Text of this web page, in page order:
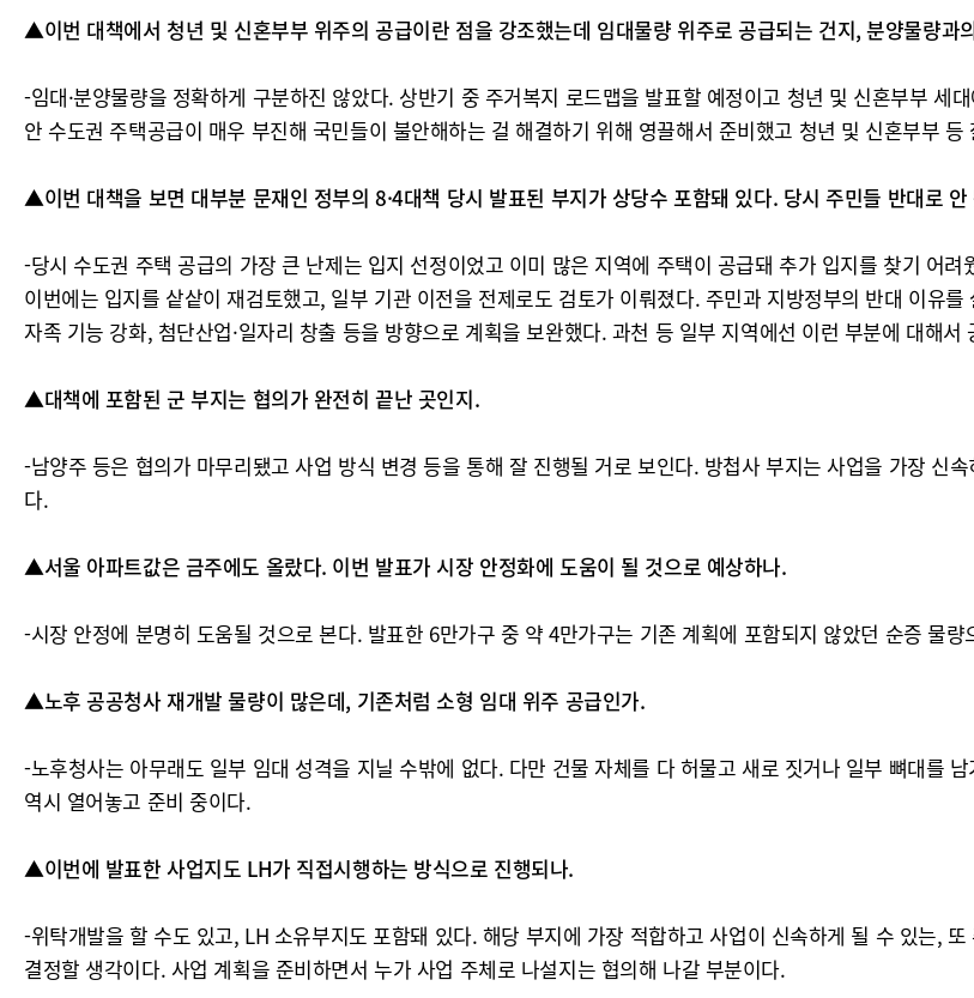
▲이번 대책에서 청년 및 신혼부부 위주의 공급이란 점을 강조했는데 임대물량 위주로 공급되는 건지, 분양물량과
-임대·분양물량을 정확하게 구분하진 않았다. 상반기 중 주거복지 로드맵을 발표할 예정이고 청년 및 신혼부부
안 수도권 주택공급이 매우 부진해 국민들이 불안해하는 걸 해결하기 위해 영끌해서 준비했고 청년 및 신혼부부
▲이번 대책을 보면 대부분 문재인 정부의 8·4대책 당시 발표된 부지가 상당수 포함돼 있다. 당시 주민들 반대로
-당시 수도권 주택 공급의 가장 큰 난제는 입지 선정이었고 이미 많은 지역에 주택이 공급돼 추가 입지를 찾기 어
이번에는 입지를 샅샅이 재검토했고, 일부 기관 이전을 전제로도 검토가 이뤄졌다. 주민과 지방정부의 반대 이유
자족 기능 강화, 첨단산업·일자리 창출 등을 방향으로 계획을 보완했다. 과천 등 일부 지역에선 이런 부분에 대해서
▲대책에 포함된 군 부지는 협의가 완전히 끝난 곳인지.
-남양주 등은 협의가 마무리됐고 사업 방식 변경 등을 통해 잘 진행될 거로 보인다. 방첩사 부지는 사업을 가장 신
다.
▲서울 아파트값은 금주에도 올랐다. 이번 발표가 시장 안정화에 도움이 될 것으로 예상하나.
-시장 안정에 분명히 도움될 것으로 본다. 발표한 6만가구 중 약 4만가구는 기존 계획에 포함되지 않았던 순증 물
▲노후 공공청사 재개발 물량이 많은데, 기존처럼 소형 임대 위주 공급인가.
-노후청사는 아무래도 일부 임대 성격을 지닐 수밖에 없다. 다만 건물 자체를 다 허물고 새로 짓거나 일부 뼈대를
역시 열어놓고 준비 중이다.
▲이번에 발표한 사업지도 LH가 직접시행하는 방식으로 진행되나.
-위탁개발을 할 수도 있고, LH 소유부지도 포함돼 있다. 해당 부지에 가장 적합하고 사업이 신속하게 될 수 있는,
결정할 생각이다. 사업 계획을 준비하면서 누가 사업 주체로 나설지는 협의해 나갈 부분이다.